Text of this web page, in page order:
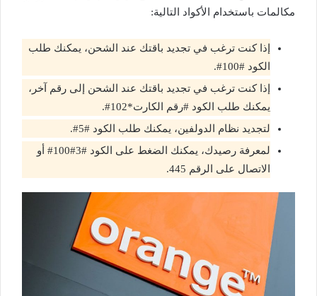
مكالمات باستخدام الأكواد التالية:
إذا كنت ترغب في تجديد باقتك عند الشحن، يمكنك طلب
الكود #100#.
إذا كنت ترغب في تجديد باقتك عند الشحن إلى رقم آخر،
يمكنك طلب الكود #رقم الكارت*102#.
لتجديد نظام الدولفين، يمكنك طلب الكود #5#.
لمعرفة رصيدك، يمكنك الضغط على الكود #3#100# أو
الاتصال على الرقم 445.